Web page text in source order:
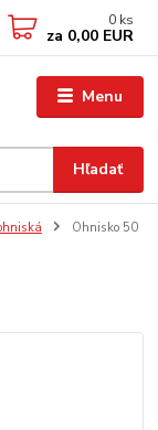
Menu
Hľadať
0 ks
za 0,00 EUR
Ohnisko 50